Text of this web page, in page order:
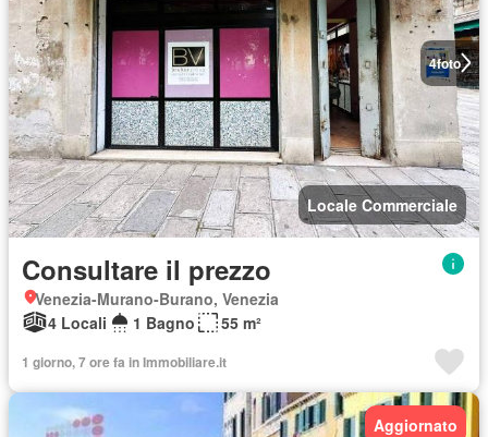
4foto
Locale Commerciale
Consultare il prezzo
Venezia-Murano-Burano, Venezia
4 Locali
1 Bagno 55 m²
1 giorno, 7 ore fa in Immobiliare.it
Aggiornato